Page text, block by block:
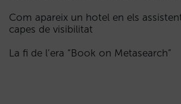
Com apareix un hotel en els
capes de visibilitat
La fi de l’era “Book on Metasearch”